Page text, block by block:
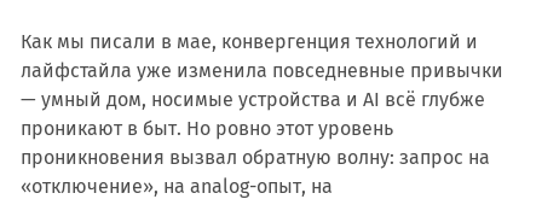
Как мы писали в мае, конвергенция технологий и
лайфстайла уже изменила повседневные привычки
— умный дом, носимые устройства и AI всё глубже
проникают в быт. Но ровно этот уровень
проникновения вызвал обратную волну: запрос на
«отключение», на analog-опыт, на